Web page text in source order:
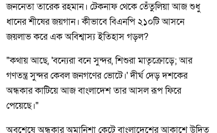
জননেতা তারেক রহমান। টেকনাফ থেকে তেঁতুলিয়া আজ শুধু
ধানের শীষের জয়গান। কীভাবে বিএনপি ২১০টি আসনে
জয়লাভ করে এক অবিশ্বাস্য ইতিহাস গড়ল?
"কথায় আছে, 'বন্যেরা বনে সুন্দর, শিশুরা মাতৃক্রোড়ে; আর
গণতন্ত্র সুন্দর কেবল জনগণের ভোটে।' দীর্ঘ দেড় দশকের
অন্ধকার কাটিয়ে আজ বাংলাদেশ তার আসল রূপ ফিরে
পেয়েছে।"
অবশেষে অন্ধকার অমানিশা কেটে বাংলাদেশের আকাশে উদিত